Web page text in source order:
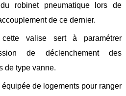
du robinet pneumatique lors de
de ce dernier.
valise sert à paramétrer
de déclenchement des
de type vanne.
de logements pour ranger